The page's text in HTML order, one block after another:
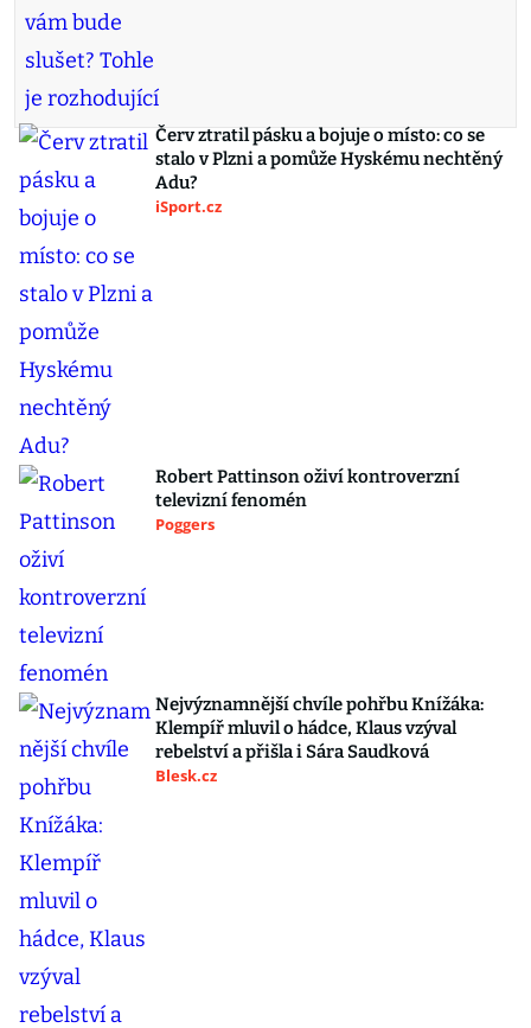
Červ ztratil pásku a bojuje o místo: co se
stalo v Plzni a pomůže Hyskému nechtěný
Adu?
iSport.cz
Robert Pattinson oživí kontroverzní
televizní fenomén
Poggers
Nejvýznamnější chvíle pohřbu Knížáka:
Klempíř mluvil o hádce, Klaus vzýval
rebelství a přišla i Sára Saudková
Blesk.cz